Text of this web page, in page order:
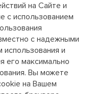
на Сайте и
с использованием
с надежными
и
его максимально
Вы можете
на Вашем